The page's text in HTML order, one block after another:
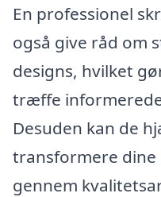
En professionel
også give råd om
designs, hvilket
træffe
Desuden kan de
transformere dine
gennem